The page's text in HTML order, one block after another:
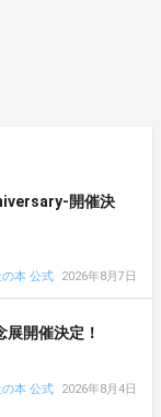
開催決
の本 公式
2026年8月7日
展開催決定！
の本 公式
2026年8月4日